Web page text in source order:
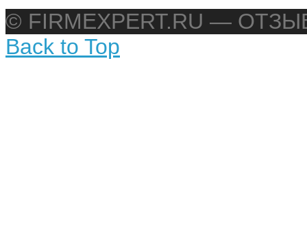
© FIRMEXPERT.RU —
Back to Top